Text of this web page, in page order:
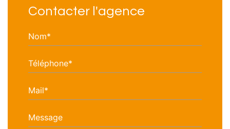
Contacter l'agence
Nom*
Téléphone*
Mail*
Message